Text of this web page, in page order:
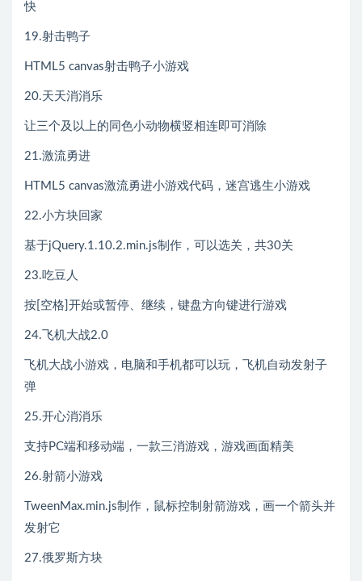
快
19.射击鸭子
HTML5 canvas射击鸭子小游戏
20.天天消消乐
让三个及以上的同色小动物横竖相连即可消除
21.激流勇进
HTML5 canvas激流勇进小游戏代码，迷宫逃生小游戏
22.小方块回家
基于jQuery.1.10.2.min.js制作，可以选关，共30关
23.吃豆人
按[空格]开始或暂停、继续，键盘方向键进行游戏
24.飞机大战2.0
飞机大战小游戏，电脑和手机都可以玩，飞机自动发射子
弹
25.开心消消乐
支持PC端和移动端，一款三消游戏，游戏画面精美
26.射箭小游戏
TweenMax.min.js制作，鼠标控制射箭游戏，画一个箭头并
发射它
27.俄罗斯方块